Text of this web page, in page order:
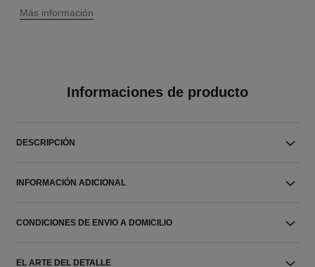
↩
Más información
Informaciones de producto
DESCRIPCIÓN
INFORMACIÓN ADICIONAL
CONDICIONES DE ENVIO A DOMICILIO
EL ARTE DEL DETALLE